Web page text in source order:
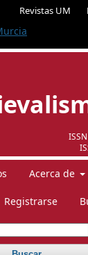
Revistas UM
Acerca de
Registrarse